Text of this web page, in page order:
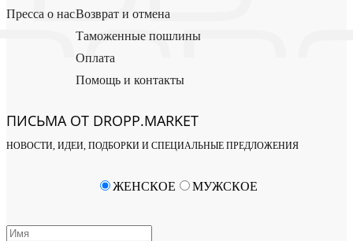
Пресса о насВозврат и отмена
Таможенные пошлины
Оплата
Помощь и контакты
ПИСЬМА ОТ DROPP.MARKET
НОВОСТИ, ИДЕИ, ПОДБОРКИ И СПЕЦИАЛЬНЫЕ ПРЕДЛОЖЕНИЯ
ЖЕНСКОЕ МУЖСКОЕ